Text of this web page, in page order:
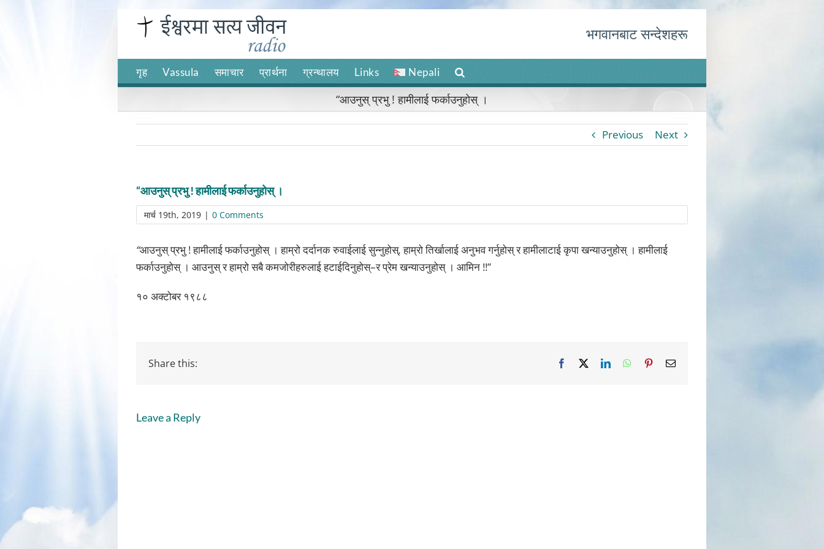
भगवानबाट सन्देशहरू
गृह Vassula समाचार प्रार्थना ग्रन्थालय Links Nepali
“आउनुस् प्रभु ! हामीलाई फर्काउनुहोस् ।
Previous Next
“आउनुस् प्रभु ! हामीलाई फर्काउनुहोस् ।
मार्च 19th, 2019 | 0 Comments
“आउनुस् प्रभु ! हामीलाई फर्काउनुहोस् । हाम्रो दर्दानक रुवाईलाई सुन्नुहोस्,हाम्रो तिर्खालाई अनुभव गर्नुहोस् र हामीलाटाई कृपा खन्याउनुहोस् । हामीलाई
फर्काउनुहोस् । आउनुस् र हाम्रो सबै कमजोरीहरुलाई हटाईदिनुहोस्–र प्रेम खन्याउनुहोस् । आमिन !!”
१० अक्टोबर १९८८
Share this: Facebook LinkedInWhatsApp
PinterestEmail
Leave a Reply